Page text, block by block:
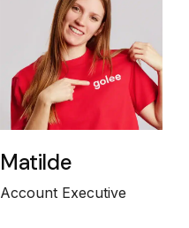
Matilde
Account Executive